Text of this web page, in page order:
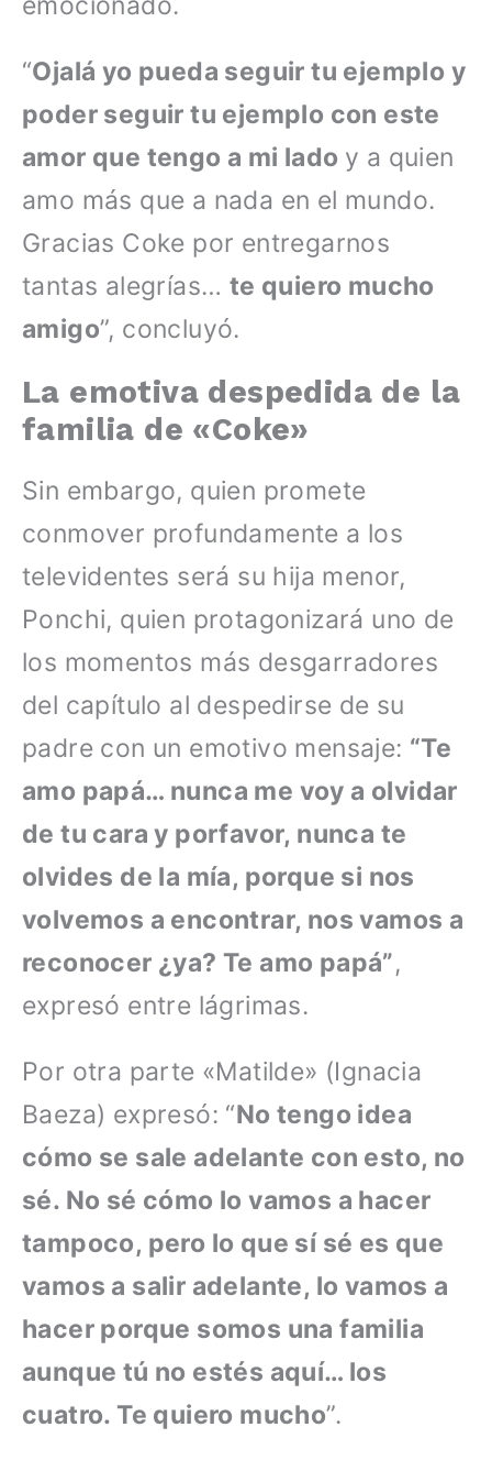
“Ojalá yo pueda seguir tu ejemplo y
poder seguir tu ejemplo con este
amor que tengo a mi lado y a quien
amo más que a nada en el mundo.
Gracias Coke por entregarnos
tantas alegrías… te quiero mucho
amigo”, concluyó.
La emotiva despedida de la
familia de «Coke»
Sin embargo, quien promete
conmover profundamente a los
televidentes será su hija menor,
Ponchi, quien protagonizará uno de
los momentos más desgarradores
del capítulo al despedirse de su
padre con un emotivo mensaje: “Te
amo papá… nunca me voy a olvidar
de tu cara y porfavor, nunca te
olvides de la mía, porque si nos
volvemos a encontrar, nos vamos a
reconocer ¿ya? Te amo papá”,
expresó entre lágrimas.
Por otra parte «Matilde» (Ignacia
Baeza) expresó: “No tengo idea
cómo se sale adelante con esto, no
sé. No sé cómo lo vamos a hacer
tampoco, pero lo que sí sé es que
vamos a salir adelante, lo vamos a
hacer porque somos una familia
aunque tú no estés aquí… los
cuatro. Te quiero mucho”.